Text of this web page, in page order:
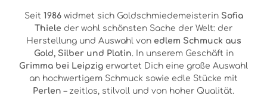
Seit 1986widmet sich Goldschmiedemeisterin Sofia
Thiele der wohl schönsten Sache der Welt: der
Herstellung und Auswahl von edlem Schmuck aus
Gold, Silber und Platin. In unserem Geschäft in
Grimma bei Leipzig erwartet Dich eine große Auswahl
an hochwertigem Schmuck sowie edle Stücke mit
Perlen – zeitlos, stilvoll und von hoher Qualität.